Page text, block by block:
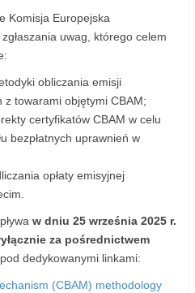
Komisja Europejska
uwag, którego celem
obliczania emisji
towarami objętymi CBAM;
certyfikatów CBAM w celu
bezpłatnych uprawnień w
opłaty emisyjnej
w dniu 25 września 2025 r.
za pośrednictwem
pod dedykowanymi linkami:
(CBAM) methodology